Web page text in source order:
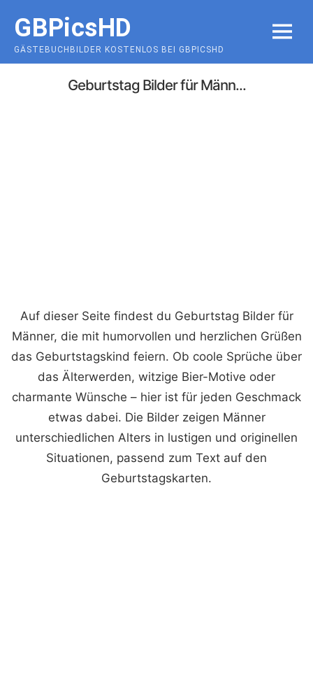
content
GBPicsHD
GÄSTEBUCHBILDER KOSTENLOS BEI GBPICSHD
MENU
Geburtstag Bilder für Männ...
Auf dieser Seite findest du Geburtstag Bilder für
Männer, die mit humorvollen und herzlichen Grüßen
das Geburtstagskind feiern. Ob coole Sprüche über
das Älterwerden, witzige Bier-Motive oder
charmante Wünsche – hier ist für jeden Geschmack
etwas dabei. Die Bilder zeigen Männer
unterschiedlichen Alters in lustigen und originellen
Situationen, passend zum Text auf den
Geburtstagskarten.